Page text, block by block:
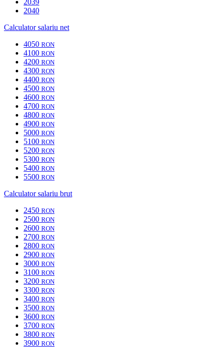
2039
2040
Calculator salariu net
4050 RON
4100 RON
4200 RON
4300 RON
4400 RON
4500 RON
4600 RON
4700 RON
4800 RON
4900 RON
5000 RON
5100 RON
5200 RON
5300 RON
5400 RON
5500 RON
Calculator salariu brut
2450 RON
2500 RON
2600 RON
2700 RON
2800 RON
2900 RON
3000 RON
3100 RON
3200 RON
3300 RON
3400 RON
3500 RON
3600 RON
3700 RON
3800 RON
3900 RON